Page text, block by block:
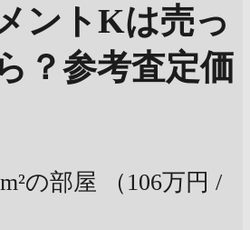
ントKは売っ
？参考査定価
の部屋
（106万円 /